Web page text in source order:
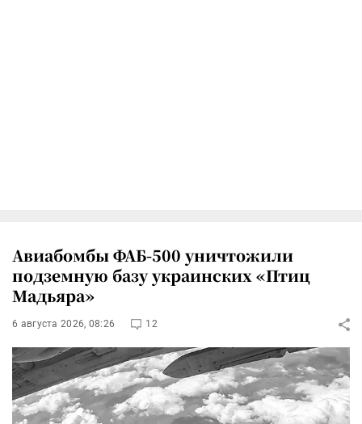
Авиабомбы ФАБ-500 уничтожили
подземную базу украинских «Птиц
Мадьяра»
6 августа 2026, 08:26 12